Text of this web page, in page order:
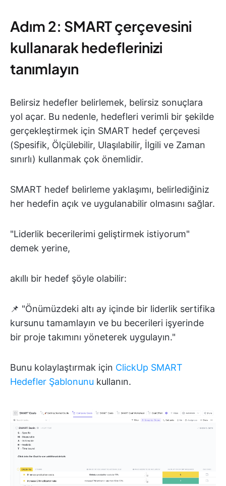
Adım 2: SMART çerçevesini
kullanarak hedeflerinizi
tanımlayın
Belirsiz hedefler belirlemek, belirsiz sonuçlara
yol açar. Bu nedenle, hedefleri verimli bir şekilde
gerçekleştirmek için SMART hedef çerçevesi
(Spesifik, Ölçülebilir, Ulaşılabilir, İlgili ve Zaman
sınırlı) kullanmak çok önemlidir.
SMART hedef belirleme yaklaşımı, belirlediğiniz
her hedefin açık ve uygulanabilir olmasını sağlar.
"Liderlik becerilerimi geliştirmek istiyorum"
demek yerine,
akıllı bir hedef şöyle olabilir:
📌 "Önümüzdeki altı ay içinde bir liderlik sertifika
kursunu tamamlayın ve bu becerileri işyerinde
bir proje takımını yöneterek uygulayın."
Bunu kolaylaştırmak için ClickUp SMART
Hedefler Şablonunu kullanın.